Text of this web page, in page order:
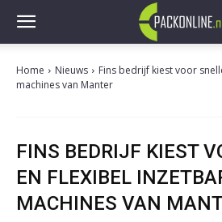
Home Nieuws
Fins bedrijf kiest voor
machines van Manter
FINS BEDRIJF KIEST
EN FLEXIBEL
MACHINES VAN